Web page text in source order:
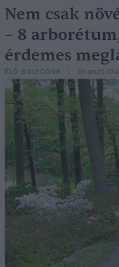
Nem csak
– 8
érdemes
ÉLŐ BOLYGÓNK Granát-